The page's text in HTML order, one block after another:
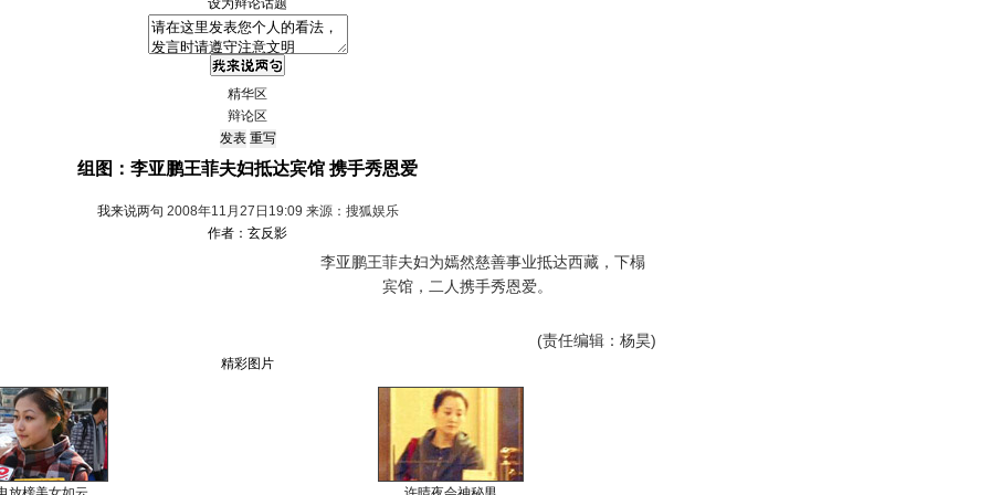
设为辩论话题
精华区
辩论区
组图：李亚鹏王菲夫妇抵达宾馆 携手秀恩爱
我来说两句 2008年11月27日19:09 来源：搜狐娱乐
作者：玄反影
李亚鹏王菲夫妇为嫣然慈善事业抵达西藏，下榻
宾馆，二人携手秀恩爱。
(责任编辑：杨昊)
精彩图片